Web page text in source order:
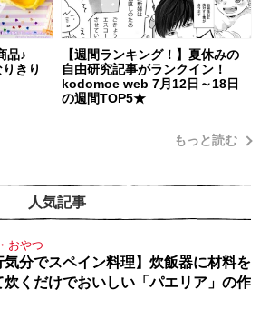
品♪
きり
【週間ランキング！】夏休みの
自由研究記事がランクイン！
kodomoe web 7月12日～18日
の週間TOP5★
もっと読む
人気記事
おやつ
気分でスペイン料理】炊飯器に材料を
炊くだけでおいしい「パエリア」の作